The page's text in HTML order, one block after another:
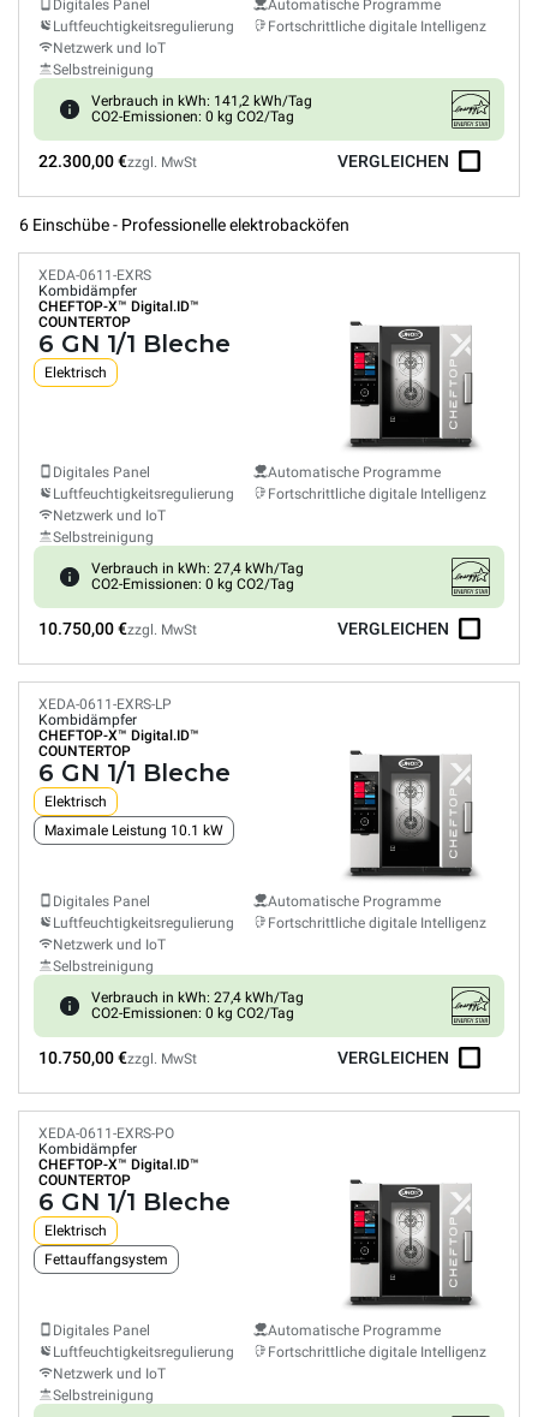
Digitales Panel
Luftfeuchtigkeitsregulierung
Netzwerk und IoT
Selbstreinigung
Automatische Programme
Fortschrittliche digitale Intelligenz
Verbrauch in kWh: 141,2 kWh/Tag
CO2-Emissionen: 0 kg CO2/Tag
22.300,00 €zzgl. MwSt VERGLEICHEN
6 Einschübe - Professionelle elektrobacköfen
XEDA-0611-EXRS
Kombidämpfer
CHEFTOP-X™ Digital.ID™
COUNTERTOP
6 GN 1/1 Bleche
Elektrisch
Digitales Panel
Luftfeuchtigkeitsregulierung
Netzwerk und IoT
Selbstreinigung
Automatische Programme
Fortschrittliche digitale Intelligenz
Verbrauch in kWh: 27,4 kWh/Tag
CO2-Emissionen: 0 kg CO2/Tag
10.750,00 €zzgl. MwSt VERGLEICHEN
XEDA-0611-EXRS-LP
Kombidämpfer
CHEFTOP-X™ Digital.ID™
COUNTERTOP
6 GN 1/1 Bleche
Elektrisch
Maximale Leistung 10.1 kW
Digitales Panel
Luftfeuchtigkeitsregulierung
Netzwerk und IoT
Selbstreinigung
Automatische Programme
Fortschrittliche digitale Intelligenz
Verbrauch in kWh: 27,4 kWh/Tag
CO2-Emissionen: 0 kg CO2/Tag
10.750,00 €zzgl. MwSt VERGLEICHEN
XEDA-0611-EXRS-PO
Kombidämpfer
CHEFTOP-X™ Digital.ID™
COUNTERTOP
6 GN 1/1 Bleche
Elektrisch
Fettauffangsystem
Digitales Panel
Luftfeuchtigkeitsregulierung
Netzwerk und IoT
Selbstreinigung
Automatische Programme
Fortschrittliche digitale Intelligenz